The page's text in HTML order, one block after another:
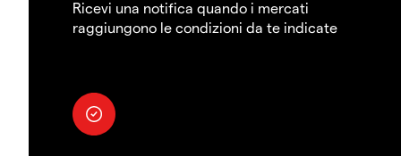
Ricevi una notifica quando i mercati
raggiungono le condizioni da te indicate